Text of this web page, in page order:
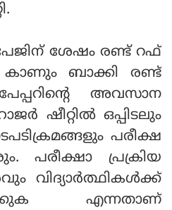
ശേഷം രണ്ട് റഫ്
ബാക്കി രണ്ട്
അവസാന
ഷീറ്റില്‍ ഒപ്പിടലും
പരീക്ഷ
പരീക്ഷാ പ്രക്രിയ
എന്നതാണ്